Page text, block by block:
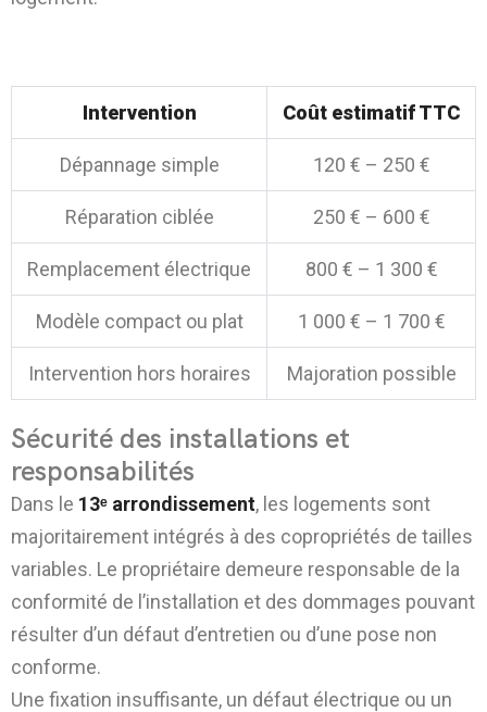
Intervention Coût estimatif TTC
Dépannage simple 120 € – 250 €
Réparation ciblée 250 € – 600 €
Remplacement électrique 800 € – 1 300 €
Modèle compact ou plat 1 000 € – 1 700 €
Intervention hors horaires Majoration possible
Sécurité des installations et
responsabilités
Dans le 13ᵉ arrondissement, les logements sont
majoritairement intégrés à des copropriétés de tailles
variables. Le propriétaire demeure responsable de la
conformité de l’installation et des dommages pouvant
résulter d’un défaut d’entretien ou d’une pose non
conforme.
Une fixation insuffisante, un défaut électrique ou un